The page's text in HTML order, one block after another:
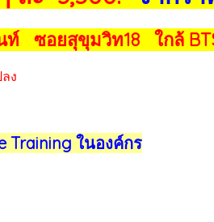
ท์ ซอยสุขุมวิท18 ใกล้
ง
Training ในองค์กร